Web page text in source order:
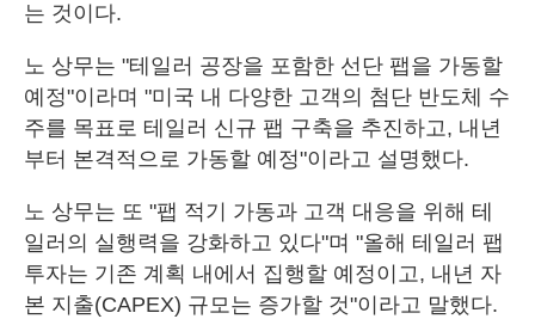
는 것이다.
노 상무는 "테일러 공장을 포함한 선단 팹을 가동할
예정"이라며 "미국 내 다양한 고객의 첨단 반도체 수
주를 목표로 테일러 신규 팹 구축을 추진하고, 내년
부터 본격적으로 가동할 예정"이라고 설명했다.
노 상무는 또 "팹 적기 가동과 고객 대응을 위해 테
일러의 실행력을 강화하고 있다"며 "올해 테일러 팹
투자는 기존 계획 내에서 집행할 예정이고, 내년 자
본 지출(CAPEX) 규모는 증가할 것"이라고 말했다.